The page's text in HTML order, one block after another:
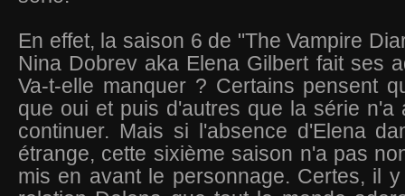
En effet, la saison 6 de "The Vampire
Nina Dobrev aka Elena Gilbert fait ses
Va-t-elle manquer ? Certains pensent
que oui et puis d'autres que la série n'a
continuer. Mais si l'absence d'Elena
étrange, cette sixième saison n'a pas
mis en avant le personnage. Certes, il